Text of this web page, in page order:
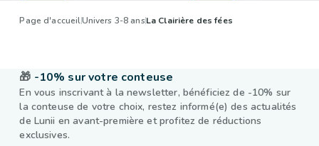
Page d'accueilUnivers 3-8 ansLa Clairière des fées
🎁 -10% sur votre conteuse
En vous inscrivant à la newsletter, bénéficiez de -10% sur
la conteuse de votre choix, restez informé(e) des actualités
de Lunii en avant-première et profitez de réductions
exclusives.